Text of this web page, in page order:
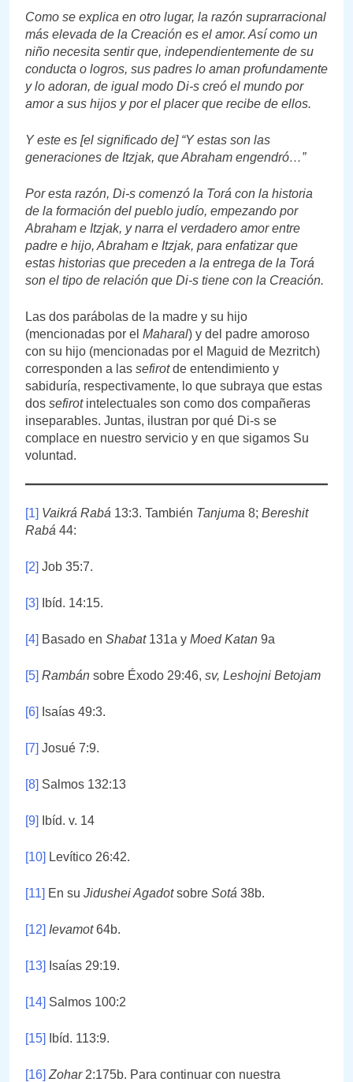
Como se explica en otro lugar, la razón suprarracional
más elevada de la Creación es el amor. Así como un
niño necesita sentir que, independientemente de su
conducta o logros, sus padres lo aman profundamente
y lo adoran, de igual modo Di-s creó el mundo por
amor a sus hijos y por el placer que recibe de ellos.
Y este es [el significado de] “Y estas son las
generaciones de Itzjak, que Abraham engendró…”
Por esta razón, Di-s comenzó la Torá con la historia
de la formación del pueblo judío, empezando por
Abraham e Itzjak, y narra el verdadero amor entre
padre e hijo, Abraham e Itzjak, para enfatizar que
estas historias que preceden a la entrega de la Torá
son el tipo de relación que Di-s tiene con la Creación.
Las dos parábolas de la madre y su hijo
(mencionadas por el Maharal) y del padre amoroso
con su hijo (mencionadas por el Maguid de Mezritch)
corresponden a las sefirotde entendimiento y
sabiduría, respectivamente, lo que subraya que estas
dos sefirotintelectuales son como dos compañeras
inseparables. Juntas, ilustran por qué Di-s se
complace en nuestro servicio y en que sigamos Su
voluntad.
[1] Vaikrá Rabá 13:3. También Tanjuma 8; Bereshit
Rabá 44:
[2] Job 35:7.
[3] Ibíd. 14:15.
[4] Basado en Shabat131a y Moed Katan 9a
[5] Rambán sobre Éxodo 29:46, sv, Leshojni Betojam
[6] Isaías 49:3.
[7] Josué 7:9.
[8] Salmos 132:13
[9] Ibíd. v. 14
[10] Levítico 26:42.
[11] En su Jidushei Agadotsobre Sotá 38b.
[12] Ievamot64b.
[13] Isaías 29:19.
[14] Salmos 100:2
[15] Ibíd. 113:9.
[16] Zohar2:175b. Para continuar con nuestra